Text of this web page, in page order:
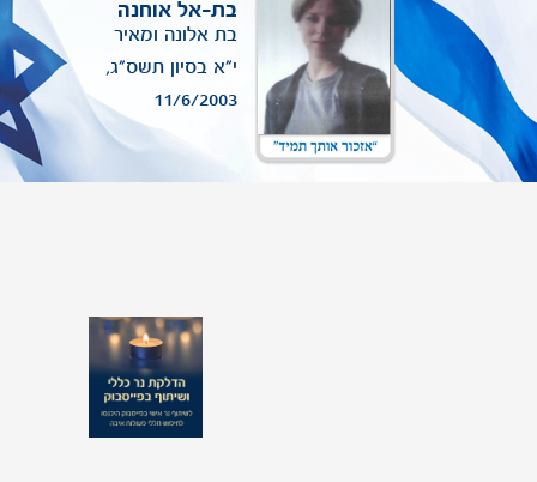
בת-אל אוחנה
בת אלונה ומאיר
י"א בסיון תשס"ג,
11/6/2003